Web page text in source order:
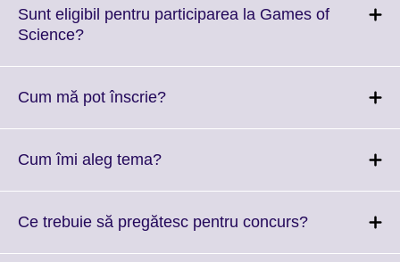
More
information
Sunt eligibil pentru participarea la Games of
Science?Click
More
Cum mă pot înscrie?Click
Cum îmi aleg tema?Click
More
Ce trebuie să pregătesc pentru concurs?Click